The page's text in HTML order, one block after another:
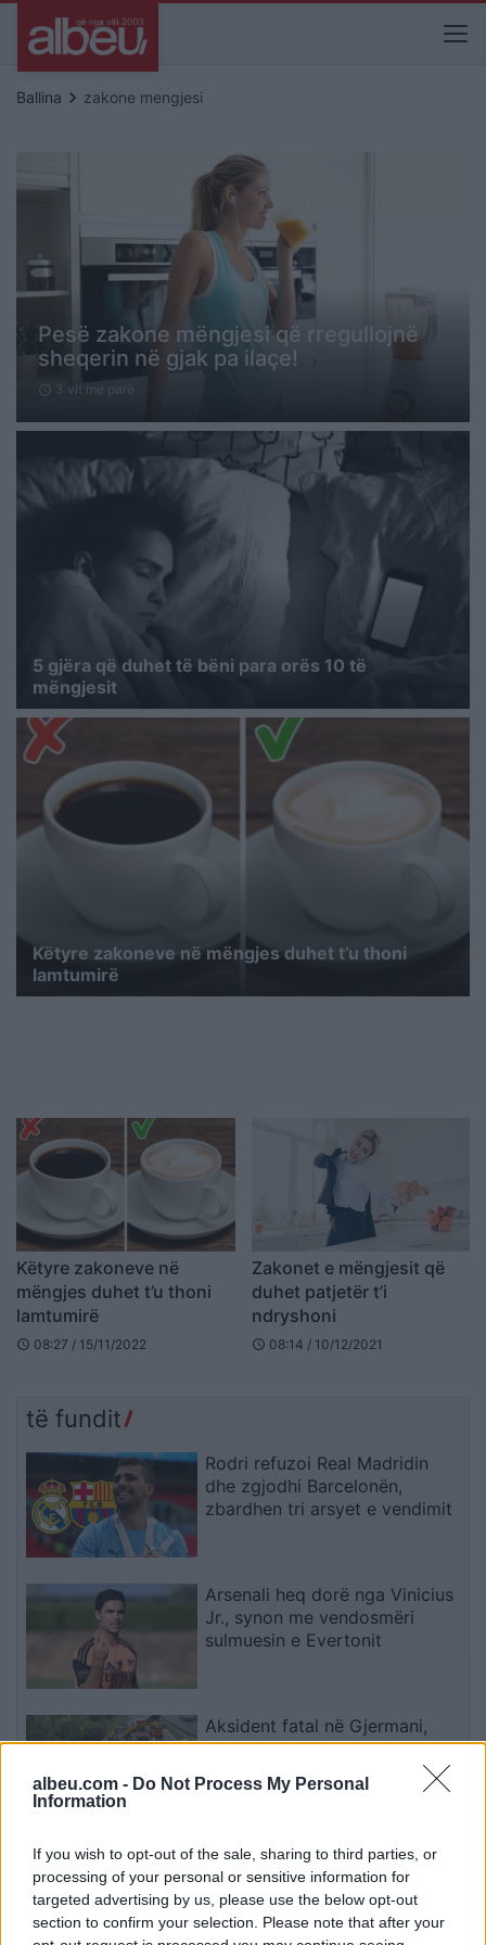
albeu.com - Do Not Process My Personal
Information
If you wish to opt-out of the sale, sharing to third parties, or
processing of your personal or sensitive information for
targeted advertising by us, please use the below opt-out
section to confirm your selection. Please note that after your
Ballina keyboard_arrow_right zakone mengjesi
Pesë zakone mëngjesi që rregullojnë
sheqerin në gjak pa ilaçe!
schedule 3 vit me parë
5 gjëra që duhet të bëni para orës 10 të
mëngjesit
Këtyre zakoneve në mëngjes duhet t’u thoni
lamtumirë
Këtyre zakoneve në
mëngjes duhet t’u thoni
lamtumirë
schedule 08:27 / 15/11/2022
Zakonet e mëngjesit që
duhet patjetër t’i
ndryshoni
schedule 08:14 / 10/12/2021
të fundit
Rodri refuzoi Real Madridin
dhe zgjodhi Barcelonën,
zbardhen tri arsyet e vendimit
Arsenali heq dorë nga Vinicius
Jr., synon me vendosmëri
sulmuesin e Evertonit
Aksident fatal në Gjermani,
humbin jetën tre anëtarë të një
familjeje nga Ferizaji që po
ktheheshin nga Kosova
UBTech nxjerr robotët
humanoidë me pamje njerëzore
për shoqëri afatgjatë